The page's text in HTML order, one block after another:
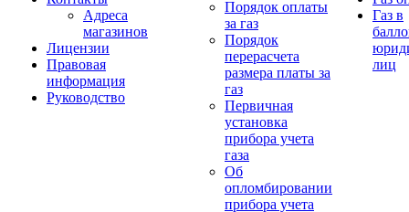
Адреса
магазинов
Лицензии
Правовая
информация
Руководство
Порядок оплаты
за газ
Порядок
перерасчета
размера платы за
газ
Первичная
установка
прибора учета
газа
Об
опломбировании
прибора учета
Газ в
лиц